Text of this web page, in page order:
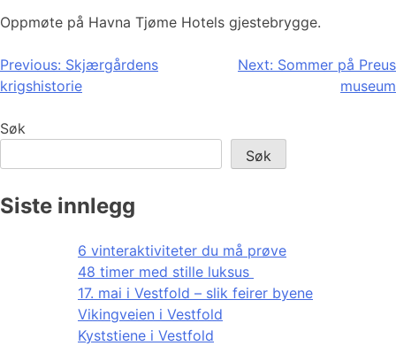
Oppmøte på Havna Tjøme Hotels gjestebrygge.
Innleggsnavigasjon
Previous: Skjærgårdens
krigshistorie
Next: Sommer på Preus
museum
Søk
Søk
Siste innlegg
6 vinteraktiviteter du må prøve
48 timer med stille luksus
17. mai i Vestfold – slik feirer byene
Vikingveien i Vestfold
Kyststiene i Vestfold